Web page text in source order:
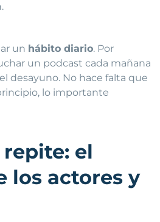
un hábito diario. Por
un podcast cada mañana
desayuno. No hace falta que
lo importante
repite: el
los actores y